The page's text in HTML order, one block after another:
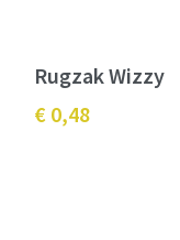
Rugzak Wizzy
€ 0,48